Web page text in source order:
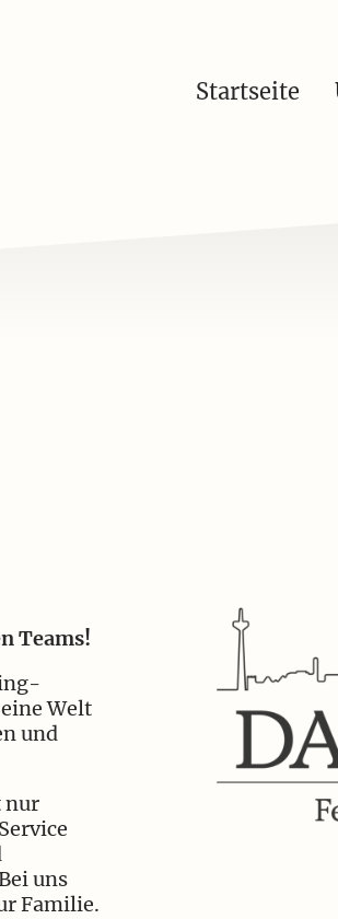
Startseite
Teams!
Welt
und
nur
uns
Familie.